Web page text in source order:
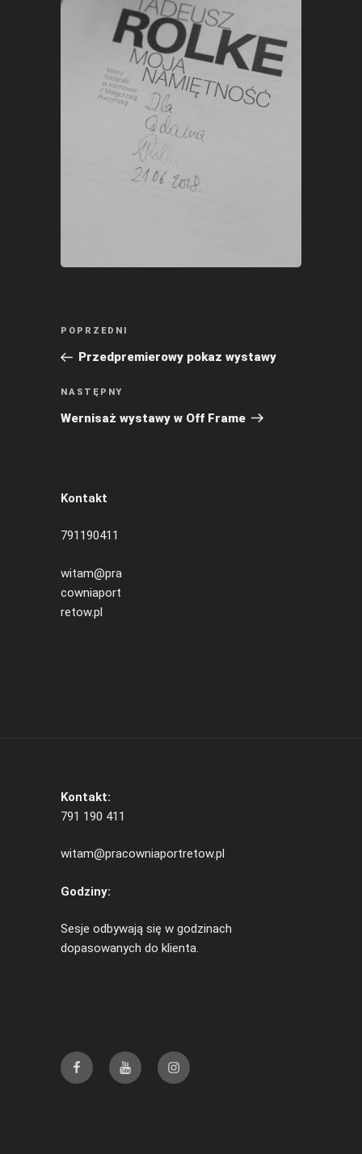
Nawigacja
Poprzedni
wpis
POPRZEDNI
Przedpremierowy pokaz wystawy
Następny
wpis
NASTĘPNY
Wernisaż wystawy w Off Frame
Kontakt
791190411
witam@pra
cowniaport
retow.pl
Kontakt:
791 190 411
witam@pracowniaportretow.pl
Godziny:
Sesje odbywają się w godzinach
dopasowanych do klienta.
FacebookYouTube Instagram